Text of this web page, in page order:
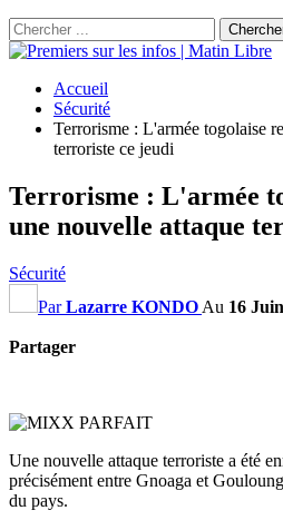
Accueil
Sécurité
Terrorisme : L'armée togolaise
terroriste ce jeudi
Terrorisme : L'armée
une nouvelle attaque
Sécurité
ParLazarre KONDO Au 16
Partager
Une nouvelle attaque terroriste a été
précisément entre Gnoaga et
du pays.